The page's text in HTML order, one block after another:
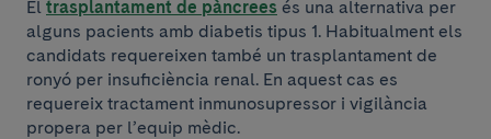
El trasplantament de pàncrees és una alternativa per
alguns pacients amb diabetis tipus 1. Habitualment els
candidats requereixen també un trasplantament de
ronyó per insuficiència renal. En aquest cas es
requereix tractament inmunosupressor i vigilància
propera per l’equip mèdic.